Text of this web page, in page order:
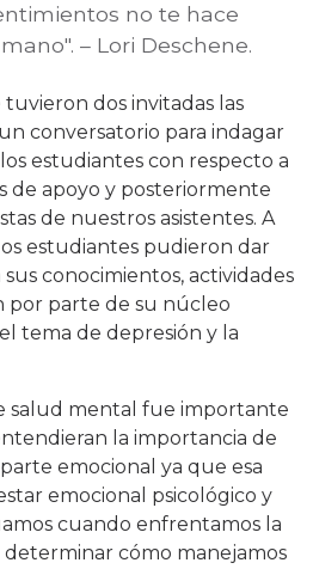
no te hace
– Lori Deschene.
dos invitadas las
conversatorio para indagar
estudiantes con respecto a
de apoyo y posteriormente
de nuestros asistentes. A
estudiantes pudieron dar
conocimientos, actividades
por parte de su núcleo
tema de depresión y la
salud mental fue importante
la importancia de
emocional ya que esa
emocional psicológico y
cuando enfrentamos la
cómo manejamos